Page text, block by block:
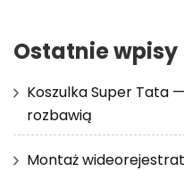
Ostatnie wpisy
Koszulka Super Tata
rozbawią
Montaż